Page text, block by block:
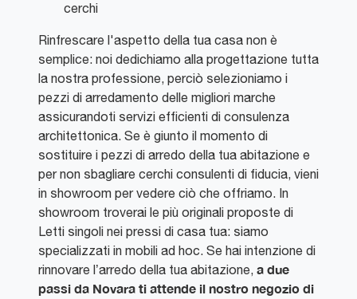
cerchi
Rinfrescare l'aspetto della tua casa non è
semplice: noi dedichiamo alla progettazione tutta
la nostra professione, perciò selezioniamo i
pezzi di arredamento delle migliori marche
assicurandoti servizi efficienti di consulenza
architettonica. Se è giunto il momento di
sostituire i pezzi di arredo della tua abitazione e
per non sbagliare cerchi consulenti di fiducia, vieni
in showroom per vedere ciò che offriamo. In
showroom troverai le più originali proposte di
Letti singoli nei pressi di casa tua: siamo
specializzati in mobili ad hoc. Se hai intenzione di
rinnovare l’arredo della tua abitazione, a due
passi da Novara ti attende il nostro negozio di